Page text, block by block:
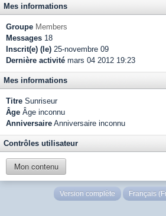
Mes informations
Groupe Members
Messages 18
Inscrit(e) (le) 25-novembre 09
Dernière activité mars 04 2012 19:23
Mes informations
Titre Sunriseur
Âge Âge inconnu
Anniversaire Anniversaire inconnu
Contrôles utilisateur
Mon contenu
Version complète Français